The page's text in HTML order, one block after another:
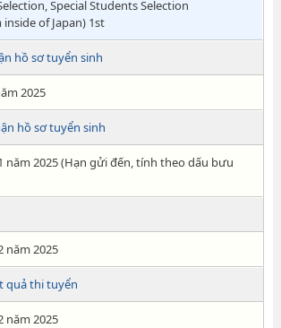
Special Students Selection
of Japan) 1st
hồ sơ tuyển sinh
2025
hồ sơ tuyển sinh
năm 2025 (Hạn gửi đến, tính theo dấu bưu
năm 2025
quả thi tuyển
năm 2025